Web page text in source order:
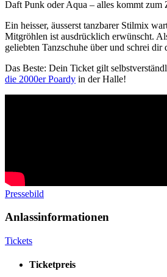
Daft Punk oder Aqua – alles kommt zum
Ein heisser, äusserst tanzbarer Stilmix
Mitgröhlen ist ausdrücklich erwünscht.
geliebten Tanzschuhe über und schrei dir
Das Beste: Dein Ticket gilt
die 2000er Poardy in der Halle!
Pressebild
Anlassinformationen
Tickets
Ticketpreis